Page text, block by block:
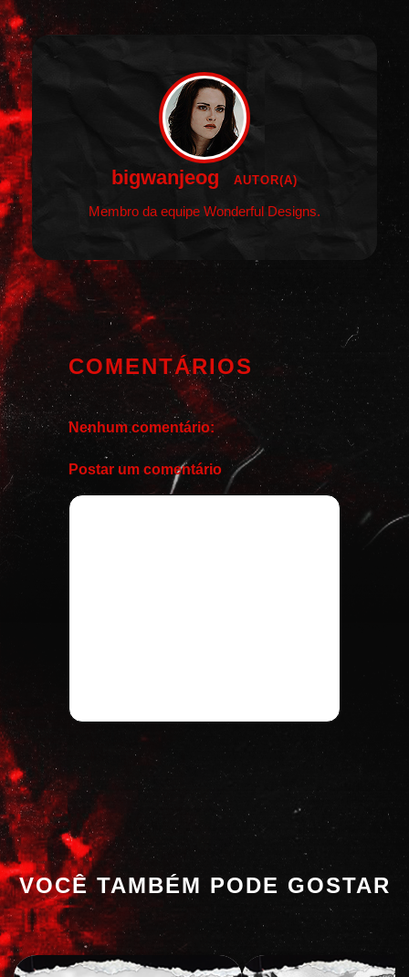
bigwanjeog AUTOR(A)
Membro da equipe Wonderful Designs.
COMENTÁRIOS
Nenhum comentário:
Postar um comentário
VOCÊ TAMBÉM PODE GOSTAR